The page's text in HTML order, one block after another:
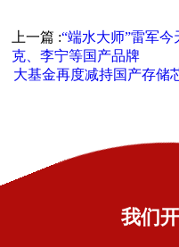
上一篇 :“端水大师”雷军
克、李宁等国产品牌
大基金再度减持国产存储
我们